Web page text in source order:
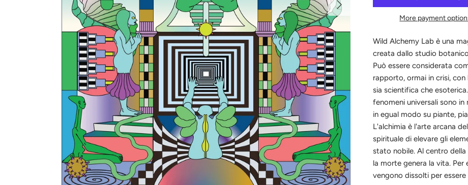
More payment
Wild Alchemy Lab è una
creata dallo studio
Può essere considerata
rapporto, ormai in crisi,
sia scientifica che
fenomeni universali sono
in egual modo su piante,
L'alchimia è l'arte arcana
spirituale di elevare gli
stato nobile. Al centro
la morte genera la vita.
vengono dissolti per